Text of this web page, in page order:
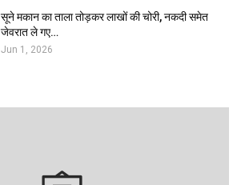
सूने मकान का ताला तोड़कर लाखों की चोरी, नकदी समेत
जेवरात ले गए…
Jun 1, 2026